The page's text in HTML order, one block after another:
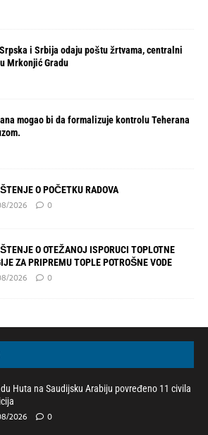
i Srbija odaju poštu žrtvama, centralni
Mrkonjić Gradu
mogao bi da formalizuje kontrolu Teherana
O POČETKU RADOVA
2026 0
O OTEŽANOJ ISPORUCI TOPLOTNE
ZA PRIPREMU TOPLE POTROŠNE VODE
2026 0
Huta na Saudijsku Arabiju povređeno 11 civila
2026 0